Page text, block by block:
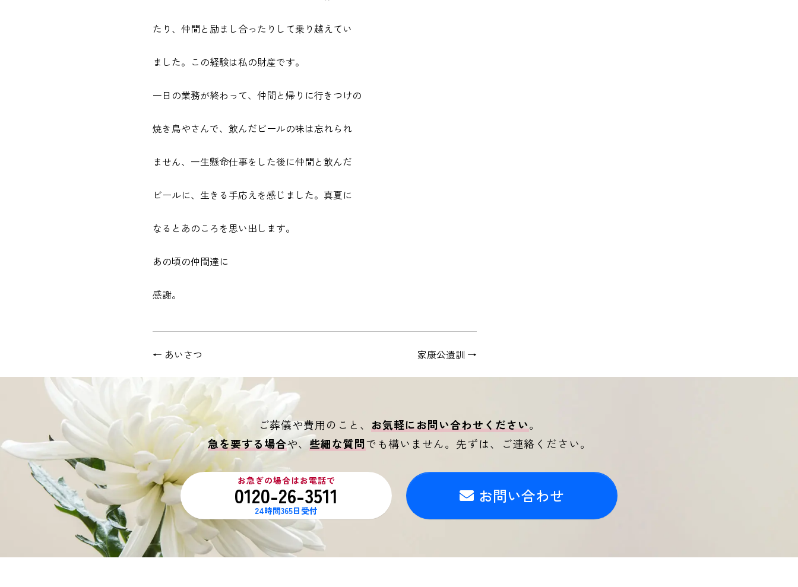
たり、仲間と励まし合ったりして乗り越えてい
ました。この経験は私の財産です。
一日の業務が終わって、仲間と帰りに行きつけの
焼き鳥やさんで、飲んだビールの味は忘れられ
ません、一生懸命仕事をした後に仲間と飲んだ
ビールに、生きる手応えを感じました。真夏に
なるとあのころを思い出します。
あの頃の仲間達に
感謝。
← あいさつ 家康公遺訓 →
ご葬儀や費用のこと、 お気軽にお問い合わせください。
急を要する場合や、些細な質問でも構いません。 先ずは、ご連絡ください。
お急ぎの場合はお電話で
0120-26-3511
24時間365日受付
お問い合わせ